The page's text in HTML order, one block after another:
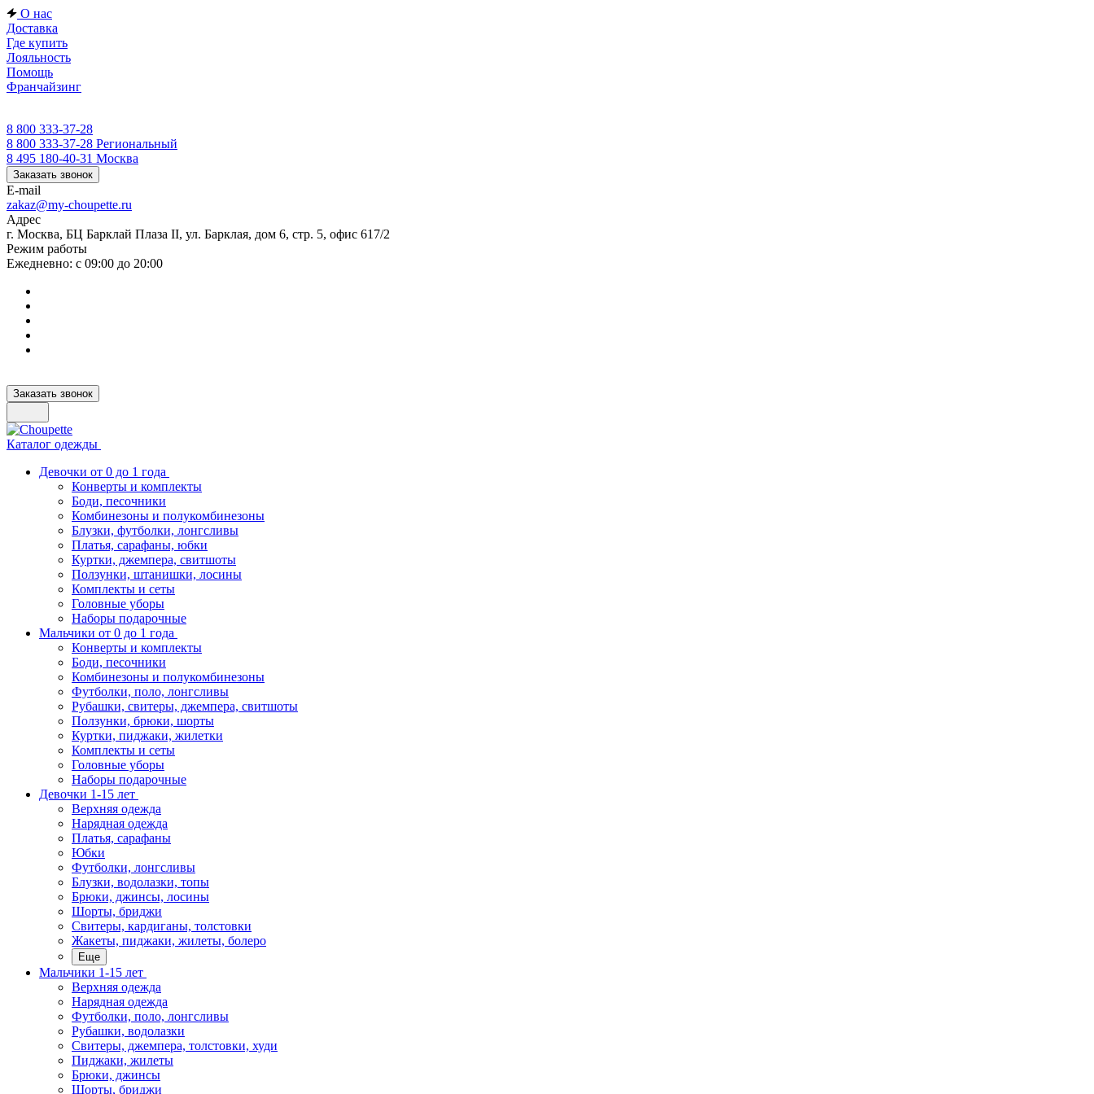
О нас
Доставка
Где купить
Лояльность
Помощь
Франчайзинг
8 800 333-37-28
8 800 333-37-28 Региональный
8 495 180-40-31 Москва
Заказать звонок
E-mail
zakaz@my-choupette.ru
Адрес
г. Москва, БЦ Барклай Плаза II, ул. Барклая, дом 6, стр. 5, офис 617/2
Режим работы
Ежедневно: с 09:00 до 20:00
Заказать звонок
Каталог одежды
Девочки от 0 до 1 года
Конверты и комплекты
Боди, песочники
Комбинезоны и полукомбинезоны
Блузки, футболки, лонгсливы
Платья, сарафаны, юбки
Куртки, джемпера, свитшоты
Ползунки, штанишки, лосины
Комплекты и сеты
Головные уборы
Наборы подарочные
Мальчики от 0 до 1 года
Конверты и комплекты
Боди, песочники
Комбинезоны и полукомбинезоны
Футболки, поло, лонгсливы
Рубашки, свитеры, джемпера, свитшоты
Ползунки, брюки, шорты
Куртки, пиджаки, жилетки
Комплекты и сеты
Головные уборы
Наборы подарочные
Девочки 1-15 лет
Верхняя одежда
Нарядная одежда
Платья, сарафаны
Юбки
Футболки, лонгсливы
Блузки, водолазки, топы
Брюки, джинсы, лосины
Шорты, бриджи
Свитеры, кардиганы, толстовки
Жакеты, пиджаки, жилеты, болеро
Еще
Мальчики 1-15 лет
Верхняя одежда
Нарядная одежда
Футболки, поло, лонгсливы
Рубашки, водолазки
Свитеры, джемпера, толстовки, худи
Пиджаки, жилеты
Брюки, джинсы
Шорты, бриджи